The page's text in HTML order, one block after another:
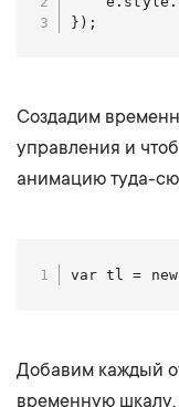
});
Создадим
управления и
анимацию туда-
var tl = new
Добавим каждый
временную